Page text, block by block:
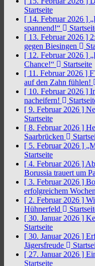
Startseite
[ 14. Februar 2026 ]
spannend!“
[ 13. Februar 2026 ]
gegen Biesingen
[ 12. Februar 2026 ]
Chance!“
Startseite
[ 11. Februar 2026 ]
auf den Zahn fühlen!
[ 10. Februar 2026 ]
nacheifern!
[ 9. Februar 2026 ]
Startseite
[ 8. Februar 2026 ]
Saarbrücken
[ 5. Februar 2026 ]
Startseite
[ 4. Februar 2026 ]
Borussia trauert um
[ 3. Februar 2026 ]
erfolgreichem
[ 2. Februar 2026 ]
Hühnerfeld
[ 30. Januar 2026 ]
Startseite
[ 30. Januar 2026 ]
Jägersfreude
[ 27. Januar 2026 ]
Startseite